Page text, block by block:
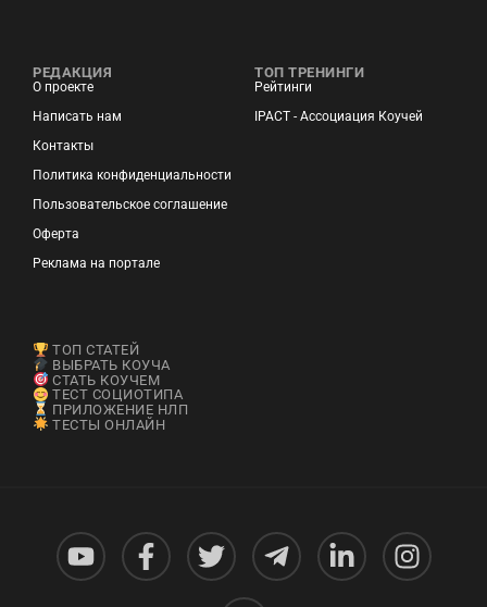
РЕДАКЦИЯ
О проекте
Написать нам
Контакты
Политика конфиденциальности
Пользовательское соглашение
Оферта
Реклама на портале
ТОП ТРЕНИНГИ
Рейтинги
IPACT - Ассоциация Коучей
ТОП СТАТЕЙ
ВЫБРАТЬ КОУЧА
СТАТЬ КОУЧЕМ
ТЕСТ СОЦИОТИПА
ПРИЛОЖЕНИЕ НЛП
ТЕСТЫ ОНЛАЙН